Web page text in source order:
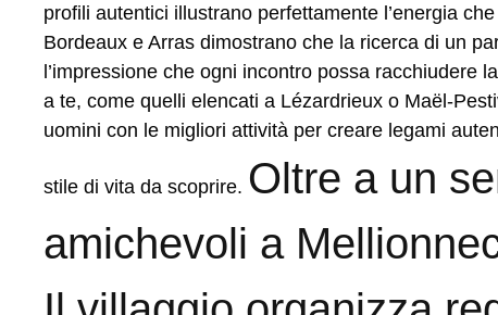
profili autentici illustrano perfettamente l’energia
Bordeaux e Arras dimostrano che la ricerca di un
l’impressione che ogni incontro possa racchiudere
a te, come quelli elencati a Lézardrieux o Maël-
uomini con le migliori attività per creare legami
stile di vita da scoprire. Oltre a un
amichevoli a